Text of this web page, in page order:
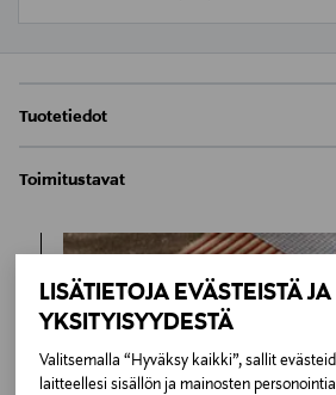
LISÄTIETOJA EVÄSTEISTÄ JA
YKSITYISYYDESTÄ
Valitsemalla “Hyväksy kaikki”, sallit
laitteellesi sisällön ja mainosten
Tuotetiedot
pehmustettu, samoin istuinosa.
istua.Tyylikäs Oleandro-tuoli löytää
työtuolina. Tuolissa on
eläväpintainen
Istuinkorkeus 47 cm.
LUE KOKO TUOTEKUVAUS
Tuotenumero
Toimitustavat
Toimitusaika 4-6 viikkoa
6,90 €
Kotiinkuljetus
Toimitusaika 4-6 viikkoa
6,90 €
Inspiroidu